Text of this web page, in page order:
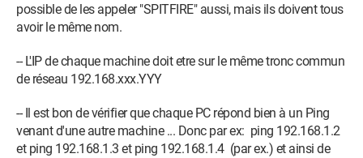
possible de les appeler "SPITFIRE" aussi, mais ils doivent tous
avoir le même nom.
-- L'IP de chaque machine doit etre sur le même tronc commun
de réseau 192.168.xxx.YYY
-- Il est bon de vérifier que chaque PC répond bien à un Ping
venant d'une autre machine ... Donc par ex: ping 192.168.1.2
et ping 192.168.1.3 et ping 192.168.1.4 (par ex.) et ainsi de